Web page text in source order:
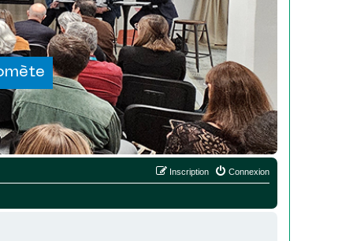
Connexion
Inscription